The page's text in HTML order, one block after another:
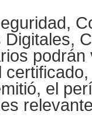
podrán
el